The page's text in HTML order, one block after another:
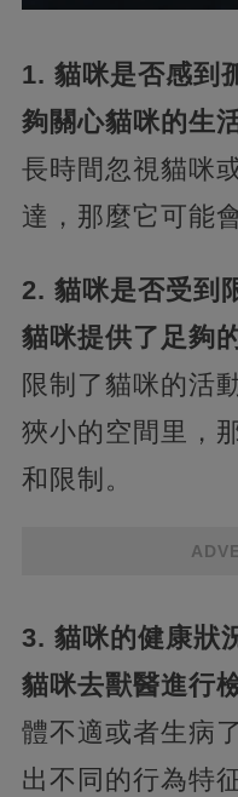
1. 貓咪是否感到
夠關心貓咪的生
長時間忽視貓咪
達，那麼它可能
2. 貓咪是否受到
貓咪提供了足夠
限制了貓咪的活
狹小的空間里，
和限制。
3. 貓咪的健康狀
貓咪去獸醫進行
體不適或者生病
出不同的行為特征